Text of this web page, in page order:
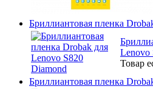
Бриллиантовая пленка
Lenovo
Товар
Бриллиантовая пленка